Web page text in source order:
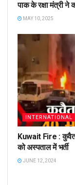
पाक के रक्षा मंत्री
MAY 10, 2025
INTERNATIONAL
Kuwait Fire : कुवैत
को अस्पताल में भर्ती
JUNE 12, 2024